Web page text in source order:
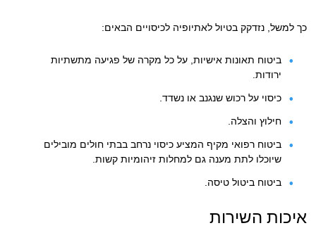
כך למשל, נזדקק בטיול לאתיופיה לכיסויים הבאים:
ביטוח תאונות אישיות, על כל מקרה של פגיעה מתשתיות
ירודות.
כיסוי על רכוש שנגנב או נשדד.
חילוץ והצלה.
ביטוח רפואי מקיף המציע כיסוי נרחב בבתי חולים מובילים
שיוכלו לתת מענה גם למחלות זיהומיות קשות.
ביטוח ביטול טיסה.
איכות השירות